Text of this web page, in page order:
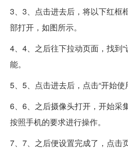
3、3、点击进去后，将以下红框
部打开，如图所示。
4、4、之后往下拉动页面，找到
能。
5、5、点击进去后，点击“开始使
6、6、之后摄像头打开，开始采
按照手机的要求进行操作。
7、7、之后便设置完成了，点击